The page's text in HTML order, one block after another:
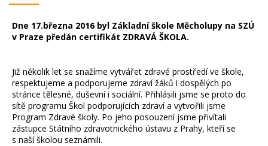
Dne 17.března 2016 byl Základní škole Měcholupy na SZÚ
v Praze předán certifikát ZDRAVÁ ŠKOLA.
Již několik let se snažíme vytvářet zdravé prostředí ve škole,
respektujeme a podporujeme zdraví žáků i dospělých po
stránce tělesné, duševní i sociální. Přihlásili jsme se proto do
sítě programu Škol podporujících zdraví a vytvořili jsme
Program Zdravé školy. Po jeho posouzení jsme přivítali
zástupce Státního zdravotnického ústavu z Prahy, kteří se
s naší školou seznámili.